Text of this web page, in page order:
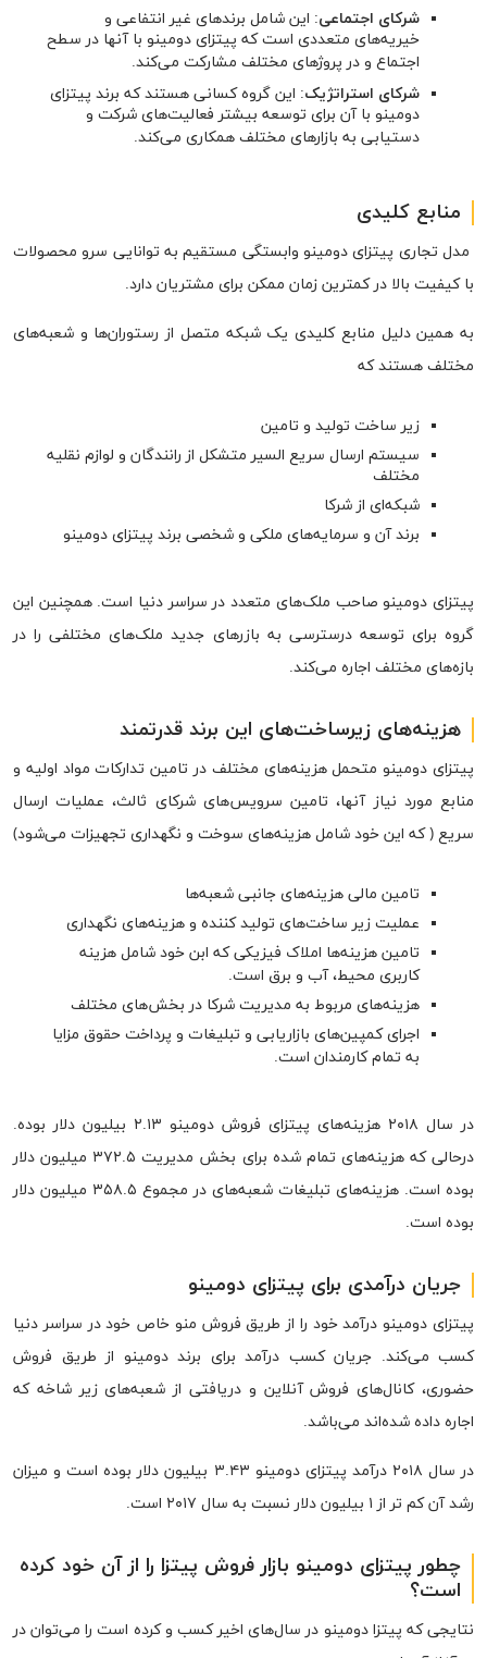
شرکای اجتماعی: این شامل برندهای غیر انتفاعی و
خیریه‌های متعددی است که پیتزای دومینو با آنها در سطح
اجتماع و در پروژهای مختلف مشارکت می‌کند.
شرکای استراتژیک: این گروه کسانی هستند که برند پیتزای
دومینو با آن برای توسعه بیشتر فعالیت‌های شرکت و
دستیابی به بازارهای مختلف همکاری می‌کند.
منابع کلیدی
مدل تجاری پیتزای دومینو وابستگی مستقیم به توانایی سرو محصولات
با کیفیت بالا در کمترین زمان ممکن برای مشتریان دارد.
به همین دلیل منابع کلیدی یک شبکه متصل از رستوران‌ها و شعبه‌های
مختلف هستند که
زیر ساخت تولید و تامین
سیستم ارسال سریع السیر متشکل از رانندگان و لوازم نقلیه
مختلف
شبکه‌ای از شرکا
برند آن و سرمایه‌های ملکی و شخصی برند پیتزای دومینو
پیتزای دومینو صاحب ملک‌های متعدد در سراسر دنیا است. همچنین این
گروه برای توسعه درسترسی به بازرهای جدید ملک‌های مختلفی را در
بازه‌های مختلف اجاره می‌کند.
هزینه‌های زیرساخت‌های این برند قدرتمند
پیتزای دومینو متحمل هزینه‌های مختلف در تامین تدارکات مواد اولیه و
منابع مورد نیاز آنها، تامین سرویس‌های شرکای ثالث، عملیات ارسال
سریع ( که این خود شامل هزینه‌های سوخت و نگهداری تجهیزات می‌شود)
تامین مالی هزینه‌های جانبی شعبه‌ها
عملیت زیر ساخت‌های تولید کننده و هزینه‌های نگهداری
تامین هزینه‌ها املاک فیزیکی که ابن خود شامل هزینه
کاربری محیط، آب و برق است.
هزینه‌های مربوط به مدیریت شرکا در بخش‌های مختلف
اجرای کمپین‌های بازاریابی و تبلیغات و پرداخت حقوق مزایا
به تمام کارمندان است.
در سال ۲۰۱۸ هزینه‌های پیتزای فروش دومینو ۲.۱۳ بیلیون دلار بوده.
درحالی که هزینه‌های تمام شده برای بخش مدیریت ۳۷۲.۵ میلیون دلار
بوده است. هزینه‌های تبلیغات شعبه‌های در مجموع ۳۵۸.۵ میلیون دلار
بوده است.
جریان درآمدی برای پیتزای دومینو
پیتزای دومینو درآمد خود را از طریق فروش منو خاص خود در سراسر دنیا
کسب می‌کند. جریان کسب درآمد برای برند دومینو از طریق فروش
حضوری، کانال‌های فروش آنلاین و دریافتی از شعبه‌‎های زیر شاخه که
اجاره داده شده‌اند می‌باشد.
در سال ۲۰۱۸ درآمد پیتزای دومینو ۳.۴۳ بیلیون دلار بوده است و میزان
رشد آن کم تر از ۱ بیلیون دلار نسبت به سال ۲۰۱۷ است.
چطور پیتزای دومینو بازار فروش پیتزا را از آن خود کرده
است؟
نتایجی که پیتزا دومینو در سال‌های اخیر کسب و کرده است را می‌توان در